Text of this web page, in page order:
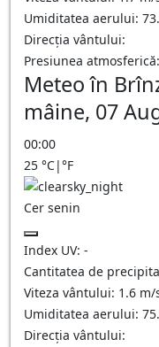
Umiditatea aerului:
Direcția vântului:
Presiunea atmosferică:
Meteo în
mâine, 07
00:00
25 °C|°F
Cer senin
Index UV: -
Cantitatea de
Viteza vântului: 1.6 m/
Umiditatea aerului:
Direcția vântului: